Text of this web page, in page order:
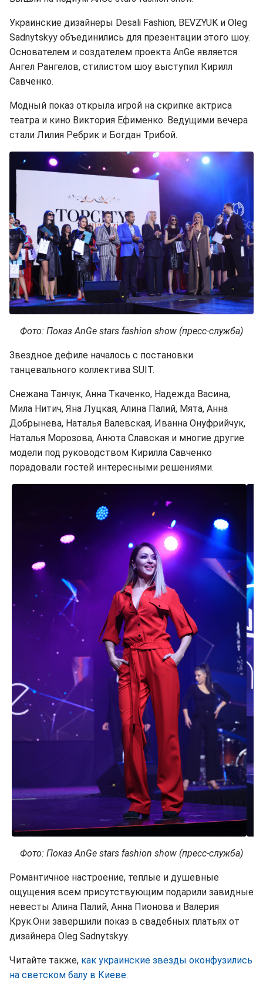
Украинские дизайнеры Desali Fashion, BEVZYUK и Oleg
Sadnytskyy объединились для презентации этого шоу.
Основателем и создателем проекта AnGe является
Ангел Рангелов, стилистом шоу выступил Кирилл
Савченко.
Модный показ открыла игрой на скрипке актриса
театра и кино Виктория Ефименко. Ведущими вечера
стали Лилия Ребрик и Богдан Трибой.
Фото: Показ AnGe stars fashion show (пресс-служба)
Звездное дефиле началось с постановки
танцевального коллектива SUIT.
Снежана Танчук, Анна Ткаченко, Надежда Васина,
Мила Нитич, Яна Луцкая, Алина Палий, Мята, Анна
Добрынева, Наталья Валевская, Иванна Онуфрийчук,
Наталья Морозова, Анюта Славская и многие другие
модели под руководством Кирилла Савченко
порадовали гостей интересными решениями.
Фото: Показ AnGe stars fashion show (пресс-служба)
Романтичное настроение, теплые и душевные
ощущения всем присутствующим подарили завидные
невесты Алина Палий, Анна Пионова и Валерия
Крук.Они завершили показ в свадебных платьях от
дизайнера Oleg Sadnytskyy.
Читайте также, как украинские звезды оконфузились
на светском балу в Киеве.